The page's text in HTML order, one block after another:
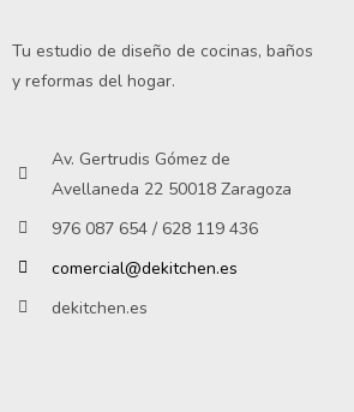
Tu estudio de diseño de cocinas, baños
y reformas del hogar.
Av. Gertrudis Gómez de
Avellaneda 22 50018 Zaragoza
976 087 654 / 628 119 436
comercial@dekitchen.es
dekitchen.es